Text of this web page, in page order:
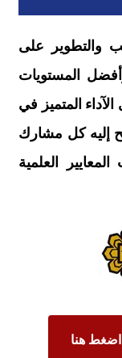
والتطوير على
المستويات
المتميز في
إليه كل مشارك
العلمية
اضغط هنا